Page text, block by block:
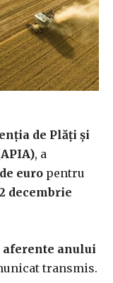
de Plăţi şi
, a
euro pentru
decembrie
anului
transmis.